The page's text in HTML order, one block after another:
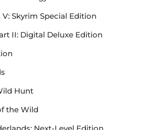
Skyrim Special Edition
II: Digital Deluxe Edition
Hunt
the Wild